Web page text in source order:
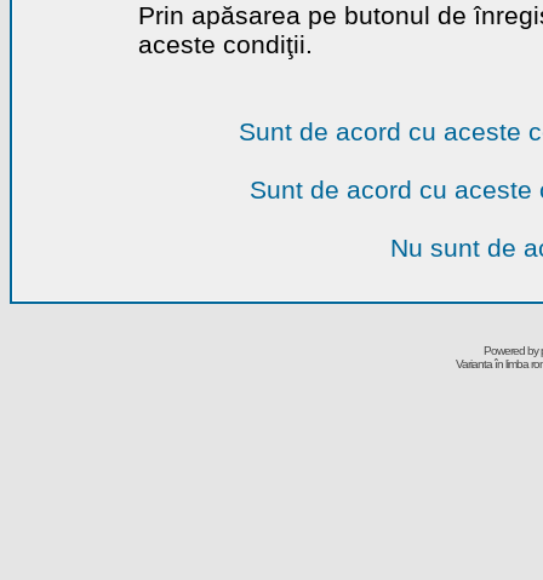
Prin apăsarea pe butonul de
aceste condiţii.
Sunt de acord cu aceste
Sunt de acord cu
Nu sunt de
Powered by
Varianta în limba